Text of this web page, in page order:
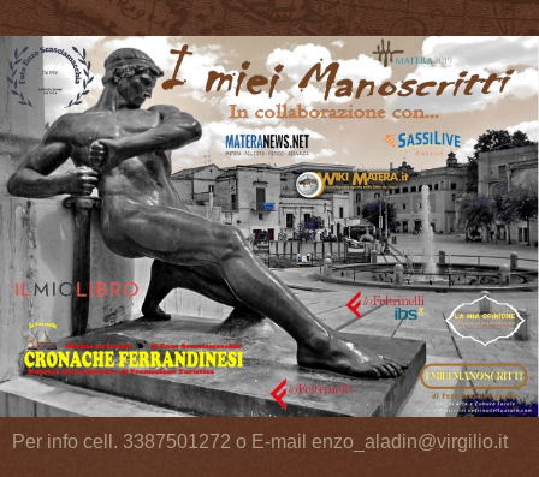
Per info cell. 3387501272 o E-mail enzo_aladin@virgilio.it